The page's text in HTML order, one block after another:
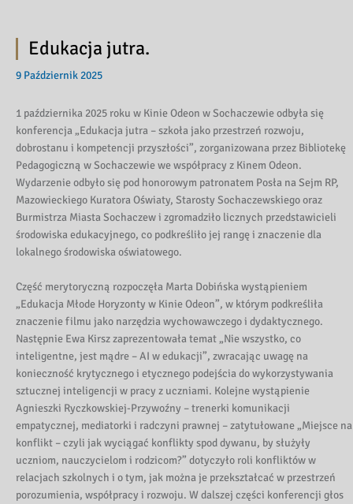
Edukacja jutra.
9 Październik 2025
1 października 2025 roku w Kinie Odeon w Sochaczewie odbyła się
konferencja „Edukacja jutra – szkoła jako przestrzeń rozwoju,
dobrostanu i kompetencji przyszłości”, zorganizowana przez Bibliotekę
Pedagogiczną w Sochaczewie we współpracy z Kinem Odeon.
Wydarzenie odbyło się pod honorowym patronatem Posła na Sejm RP,
Mazowieckiego Kuratora Oświaty, Starosty Sochaczewskiego oraz
Burmistrza Miasta Sochaczew i zgromadziło licznych przedstawicieli
środowiska edukacyjnego, co podkreśliło jej rangę i znaczenie dla
lokalnego środowiska oświatowego.
Część merytoryczną rozpoczęła Marta Dobińska wystąpieniem
„Edukacja Młode Horyzonty w Kinie Odeon”, w którym podkreśliła
znaczenie filmu jako narzędzia wychowawczego i dydaktycznego.
Następnie Ewa Kirsz zaprezentowała temat „Nie wszystko, co
inteligentne, jest mądre – AI w edukacji”, zwracając uwagę na
konieczność krytycznego i etycznego podejścia do wykorzystywania
sztucznej inteligencji w pracy z uczniami. Kolejne wystąpienie
Agnieszki Ryczkowskiej-Przywoźny – trenerki komunikacji
empatycznej, mediatorki i radczyni prawnej – zatytułowane „Miejsce na
konflikt – czyli jak wyciągać konflikty spod dywanu, by służyły
uczniom, nauczycielom i rodzicom?” dotyczyło roli konfliktów w
relacjach szkolnych i o tym, jak można je przekształcać w przestrzeń
porozumienia, współpracy i rozwoju. W dalszej części konferencji głos